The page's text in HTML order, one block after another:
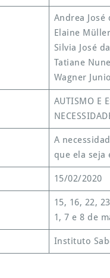
Andrea José
Elaine
Silvia José
Tatiane
Wagner
AUTISMO E
A
que ela seja
15/02/2020
15, 16, 22,
1, 7 e 8 de
Instituto